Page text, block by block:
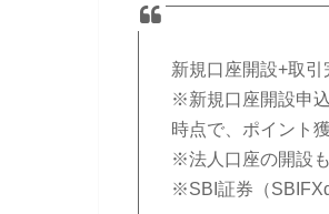
新規口座開設+取引
※新規口座開設申
時点で、ポイント
※法人口座の開設
※SBI証券（